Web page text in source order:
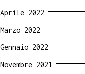
Aprile 2022
Marzo 2022
Gennaio 2022
Novembre 2021